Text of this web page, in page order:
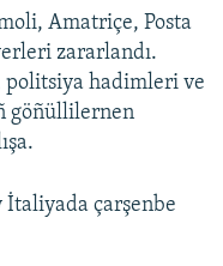
Amatriçe, Posta
zararlandı.
politsiya hadimleri ve
göñüllilernen
İtaliyada çarşenbe